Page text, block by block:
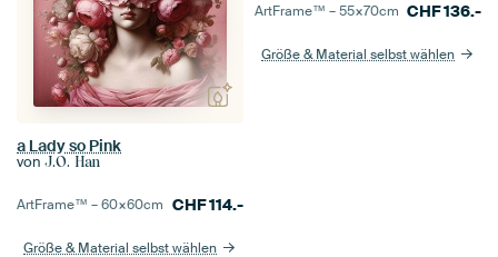
a Lady so Pink
von J.O. Han
ArtFrame™ –60×60cm CHF114.-
Größe & Material selbst wählen
ArtFrame™ –55×70cm CHF136.-
Größe & Material selbst wählen